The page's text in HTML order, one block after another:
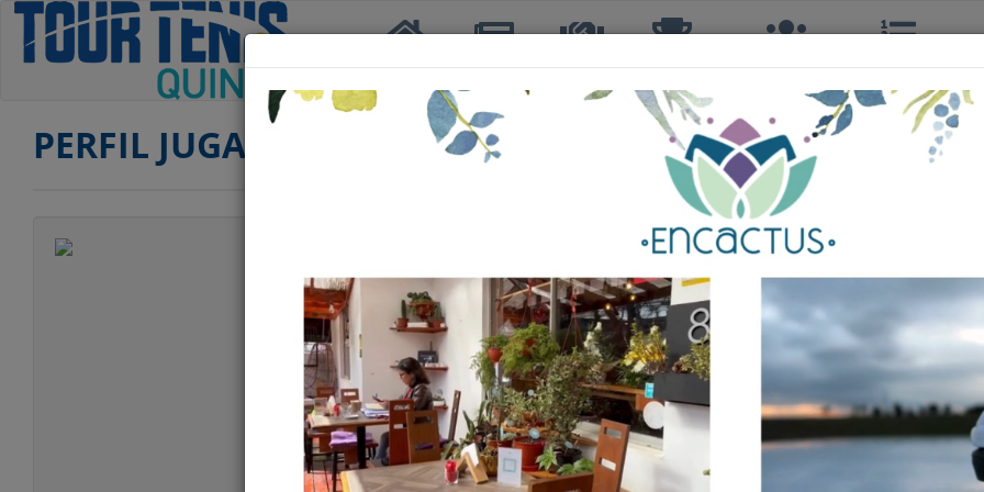
Inicio Noticias TTQ Torneos Interclubes Ranking
PERFIL JUGADOR
CéSAR VEGA TAPIA
Categoría
2º, 1ºS, 1º DOBLES
Edad
49 años
Club
CLUB ESTUDIANTES QUILPUÉ
Ranking HONOR
214º
Ranking PRIMERA
165º
Ranking SEGUNDA
145º
Ranking SENIOR HONOR
69º
Ranking SENIOR PRIMERA
53º
Ranking DOBLES A
108º